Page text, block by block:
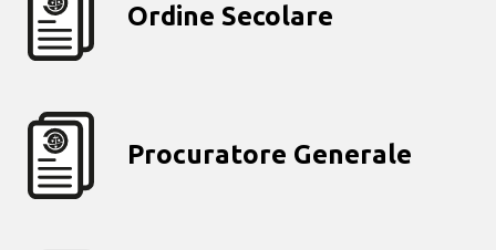
Ordine Secolare
Procuratore Generale